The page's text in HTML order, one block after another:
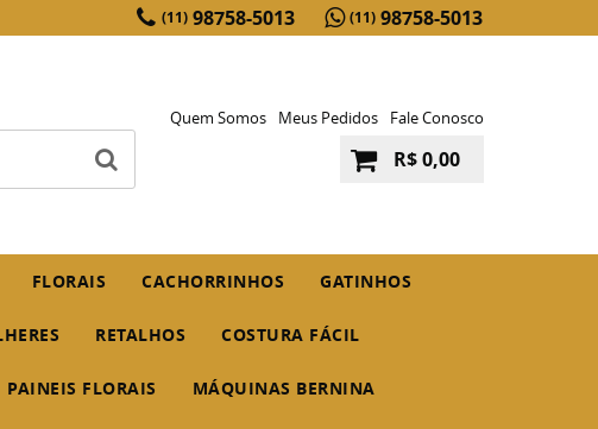
(11) 98758-5013 (11) 98758-5013
Quem Somos Meus Pedidos Fale Conosco
R$ 0,00
FLORAIS CACHORRINHOS GATINHOS
RETALHOS COSTURA FÁCIL
PAINEIS FLORAIS MÁQUINAS BERNINA